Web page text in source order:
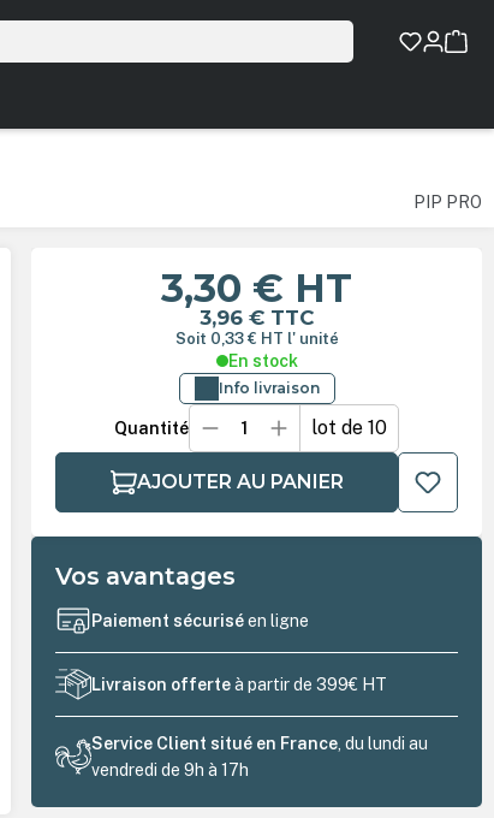
PIP PRO
3,30 € HT
3,96 € TTC
Soit 0,33 € HT l' unité
En stock
Info livraison
Quantité lot de 10
AJOUTER AU PANIER
Vos avantages
Paiement sécuriséen ligne
Livraison offerteà partir de 399€ HT
Service Client situé en France , du lundi au
vendredi de 9h à 17h